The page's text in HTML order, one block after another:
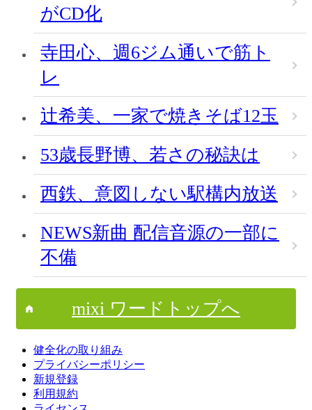
がCD化
寺田心、週6ジム通いで筋ト
レ
辻希美、一家で焼きそば12玉
53歳長野博、若さの秘訣は
西鉄、意図しない駅構内放送
NEWS新曲 配信音源の一部に
不備
mixi ワードトップへ
健全化の取り組み
プライバシーポリシー
新規登録
利用規約